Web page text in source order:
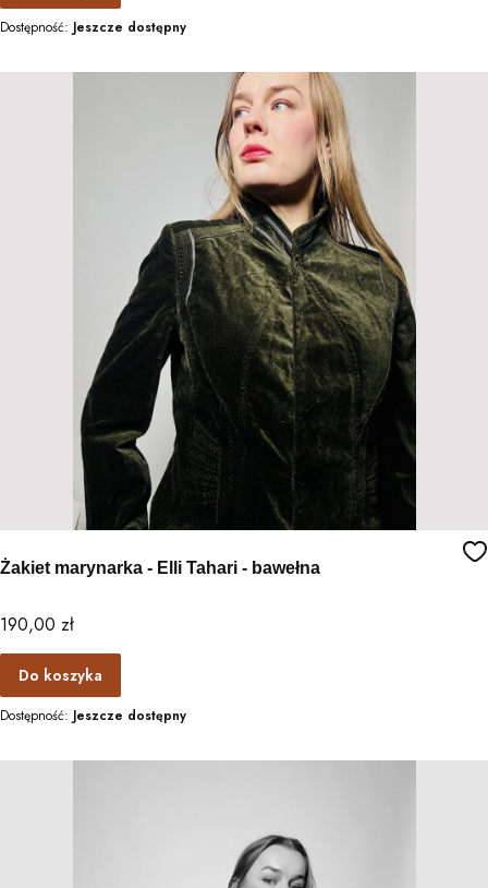
Dostępność: Jeszcze dostępny
Żakiet marynarka - Elli Tahari - bawełna
Cena
190,00 zł
Do koszyka
Dostępność: Jeszcze dostępny